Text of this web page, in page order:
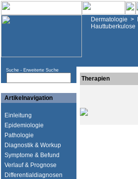
Dermatologie >
Hauttuberkulose
Suche - Erweiterte Suche
Artikelnavigation
Einleitung
Epidemiologie
Pathologie
Diagnostik & Workup
Symptome & Befund
Verlauf & Prognose
Differentialdiagnosen
Therapien